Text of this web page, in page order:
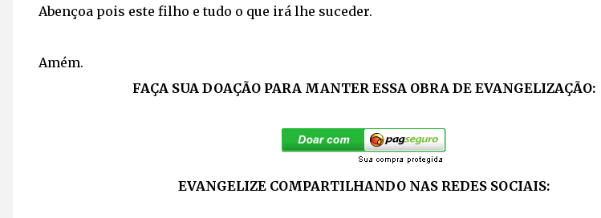
Abençoa pois este filho e tudo o que irá lhe suceder.
Amém.
FAÇA SUA DOAÇÃO PARA MANTER ESSA OBRA DE EVANGELIZAÇÃO:
EVANGELIZE COMPARTILHANDO NAS REDES SOCIAIS: